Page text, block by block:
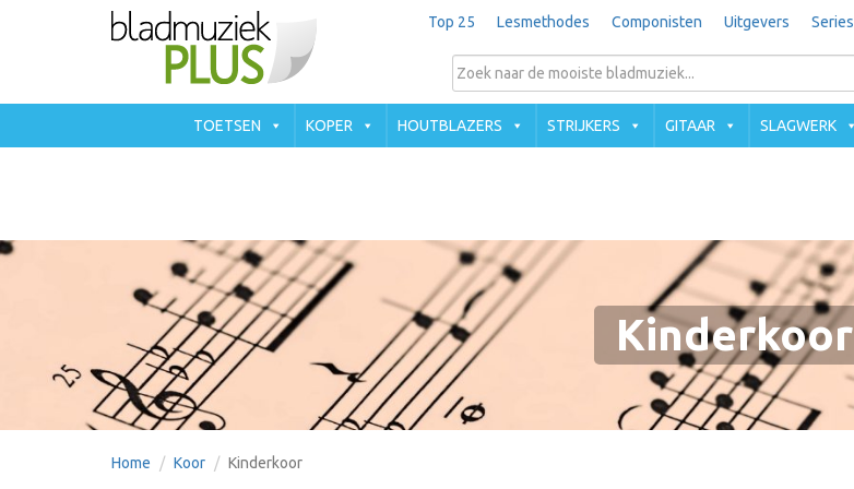
Top 25 Lesmethodes Componisten Uitgevers Series
TOETSEN KOPER HOUTBLAZERS STRIJKERS GITAAR SLAGWERK
Kinderkoor
Home Koor Kinderkoor